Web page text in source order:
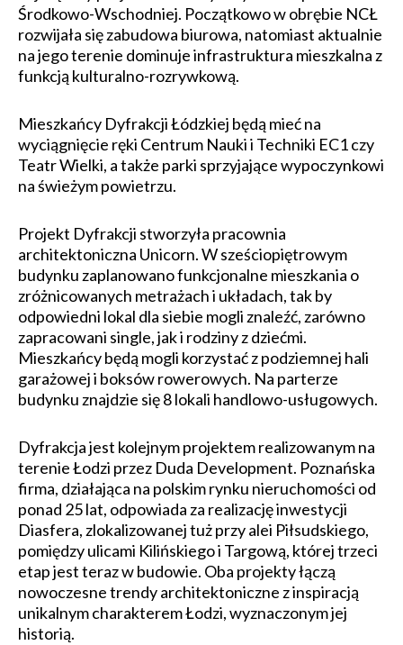
Środkowo-Wschodniej. Początkowo w obrębie NCŁ
rozwijała się zabudowa biurowa, natomiast aktualnie
na jego terenie dominuje infrastruktura mieszkalna z
funkcją kulturalno-rozrywkową.
Mieszkańcy Dyfrakcji Łódzkiej będą mieć na
wyciągnięcie ręki Centrum Nauki i Techniki EC1 czy
Teatr Wielki, a także parki sprzyjające wypoczynkowi
na świeżym powietrzu.
Projekt Dyfrakcji stworzyła pracownia
architektoniczna Unicorn. W sześciopiętrowym
budynku zaplanowano funkcjonalne mieszkania o
zróżnicowanych metrażach i układach, tak by
odpowiedni lokal dla siebie mogli znaleźć, zarówno
zapracowani single, jak i rodziny z dziećmi.
Mieszkańcy będą mogli korzystać z podziemnej hali
garażowej i boksów rowerowych. Na parterze
budynku znajdzie się 8 lokali handlowo-usługowych.
Dyfrakcja jest kolejnym projektem realizowanym na
terenie Łodzi przez Duda Development. Poznańska
firma, działająca na polskim rynku nieruchomości od
ponad 25 lat, odpowiada za realizację inwestycji
Diasfera, zlokalizowanej tuż przy alei Piłsudskiego,
pomiędzy ulicami Kilińskiego i Targową, której trzeci
etap jest teraz w budowie. Oba projekty łączą
nowoczesne trendy architektoniczne z inspiracją
unikalnym charakterem Łodzi, wyznaczonym jej
historią.